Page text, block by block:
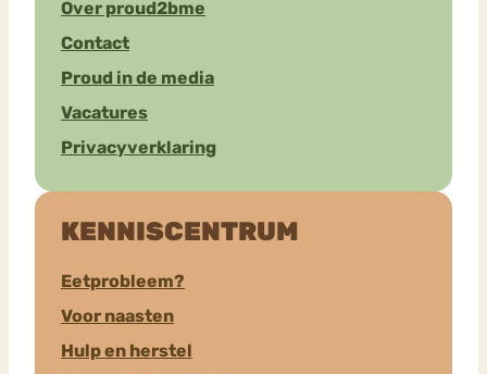
Over proud2bme
Contact
Proud in de media
Vacatures
Privacyverklaring
KENNISCENTRUM
Eetprobleem?
Voor naasten
Hulp en herstel